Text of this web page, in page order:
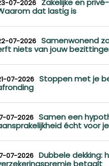
07-2026 Zakelijke en
dat lastig is
07-2026 Samenwonend
niets van jouw
07-2026 Stoppen met je
07-2026 Samen een
écht voor
07-2026 Dubbele dekking:
betaalt